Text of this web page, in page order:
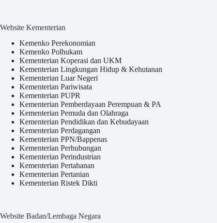
Website Kementerian
Kemenko Perekonomian
Kemenko Polhukam
Kementerian Koperasi dan UKM
Kementerian Lingkungan Hidup & Kehutanan
Kementerian Luar Negeri
Kementerian Pariwisata
Kementerian PUPR
Kementerian Pemberdayaan Perempuan & PA
Kementerian Pemuda dan Olahraga
Kementerian Pendidikan dan Kebudayaan
Kementerian Perdagangan
Kementerian PPN/Bappenas
Kementerian Perhubungan
Kementerian Perindustrian
Kementerian Pertahanan
Kementerian Pertanian
Kementerian Ristek Dikti
Website Badan/Lembaga Negara